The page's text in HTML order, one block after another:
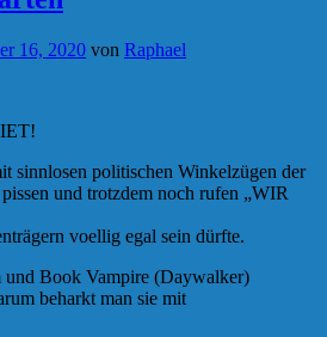
16, 2020 von Raphael
sinnlosen politischen Winkelzügen der
und trotzdem noch rufen „WIR
voellig egal sein dürfte.
und Book Vampire (Daywalker)
beharkt man sie mit